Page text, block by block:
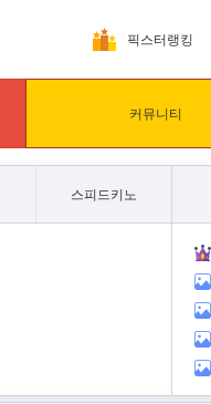
픽스터랭킹
커뮤니티
스피드키노